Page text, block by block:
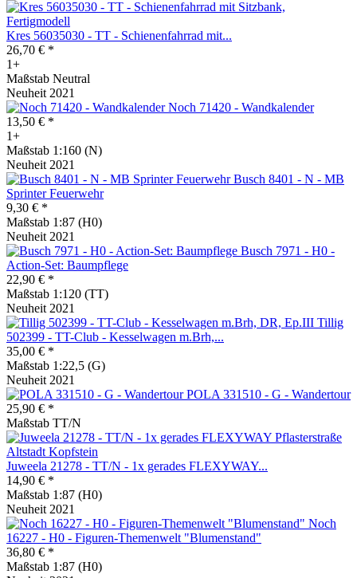
Kres 56035030 - TT - Schienenfahrrad mit...
26,70 € *
1+
Maßstab Neutral
Neuheit 2021
Noch 71420 - Wandkalender
13,50 € *
1+
Maßstab 1:160 (N)
Neuheit 2021
Busch 8401 - N - MB
Sprinter Feuerwehr
9,30 € *
Maßstab 1:87 (H0)
Neuheit 2021
Busch 7971 - H0 -
Action-Set: Baumpflege
22,90 € *
Maßstab 1:120 (TT)
Neuheit 2021
Tillig
502399 - TT-Club - Kesselwagen m.Brh,...
35,00 € *
Maßstab 1:22,5 (G)
Neuheit 2021
POLA 331510 - G - Wandertour
25,90 € *
Maßstab TT/N
Juweela 21278 - TT/N - 1x gerades FLEXYWAY...
14,90 € *
Maßstab 1:87 (H0)
Neuheit 2021
Noch
16227 - H0 - Figuren-Themenwelt "Blumenstand"
36,80 € *
Maßstab 1:87 (H0)